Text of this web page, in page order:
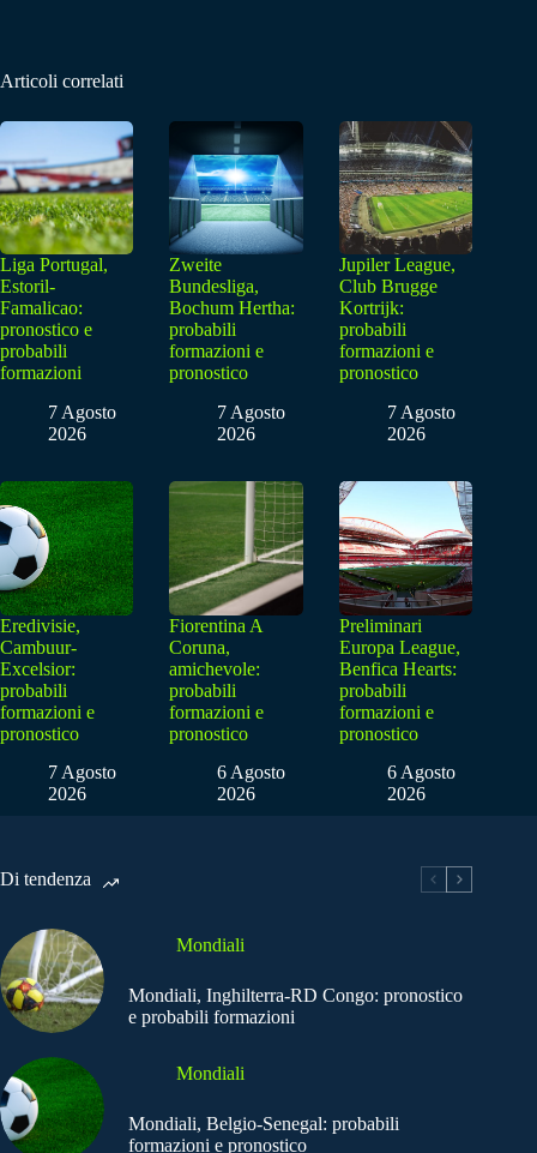
Articoli correlati
Liga Portugal,
Estoril-
Famalicao:
pronostico e
probabili
formazioni
7 Agosto
2026
Zweite
Bundesliga,
Bochum Hertha:
probabili
formazioni e
pronostico
7 Agosto
2026
Jupiler League,
Club Brugge
Kortrijk:
probabili
formazioni e
pronostico
7 Agosto
2026
Eredivisie,
Cambuur-
Excelsior:
probabili
formazioni e
pronostico
7 Agosto
2026
Fiorentina A
Coruna,
amichevole:
probabili
formazioni e
pronostico
6 Agosto
2026
Preliminari
Europa League,
Benfica Hearts:
probabili
formazioni e
pronostico
6 Agosto
2026
Di tendenza
Mondiali
Mondiali, Inghilterra-RD Congo: pronostico
e probabili formazioni
Mondiali
Mondiali, Belgio-Senegal: probabili
formazioni e pronostico